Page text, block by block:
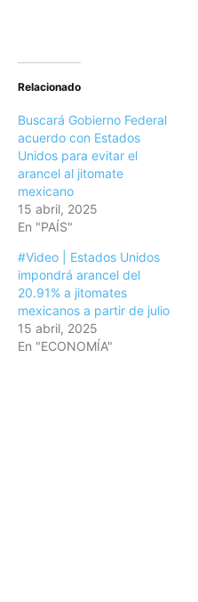
Relacionado
Buscará Gobierno Federal
acuerdo con Estados
Unidos para evitar el
arancel al jitomate
mexicano
15 abril, 2025
En "PAÍS"
#Video | Estados Unidos
impondrá arancel del
20.91% a jitomates
mexicanos a partir de julio
15 abril, 2025
En "ECONOMÍA"